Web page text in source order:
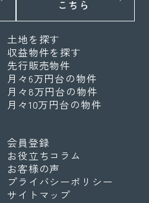
こちら
土地を探す
収益物件を探す
先行販売物件
月々6万円台の物件
月々8万円台の物件
月々10万円台の物件
会員登録
お役立ちコラム
お客様の声
プライバシーポリシー
サイトマップ